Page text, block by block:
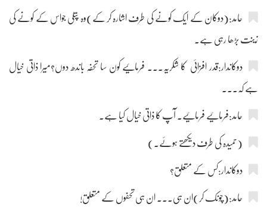
حامد:(دوکان کے ایک کونے کی طرف اشارہ کر کے)وہ پتلی جواس کے کونے کی
زینت بڑھا رہی ہے۔
دوکاندار:قدر افزائی کا شکریہ۔۔۔ فرمائیے کون سا تحفہ باندھ دوں؟میرا ذاتی خیال
ہے کہ۔۔۔
حامد:فرمائیے فرمائیے۔ آپ کا ذاتی خیال کیا ہے۔
(حمیدہ کی طرف دیکھتے ہوئے۔)
دوکاندار:کس کے متعلق؟
حامد:(چونک کر)ان ہی۔۔۔ ان ہی تحفوں کے متعلق!